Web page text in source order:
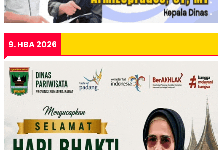
9. HBA 2026